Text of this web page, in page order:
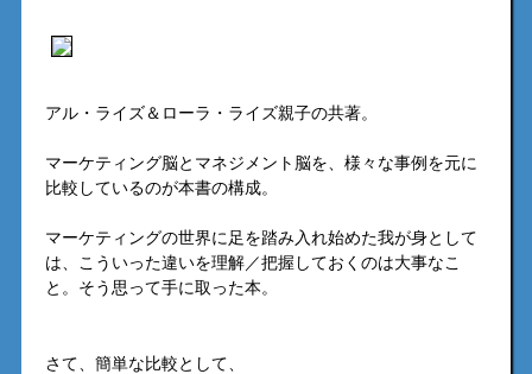
アル・ライズ＆ローラ・ライズ親子の共著。
マーケティング脳とマネジメント脳を、様々な事例を元に
比較しているのが本書の構成。
マーケティングの世界に足を踏み入れ始めた我が身として
は、こういった違いを理解／把握しておくのは大事なこ
と。そう思って手に取った本。
さて、簡単な比較として、